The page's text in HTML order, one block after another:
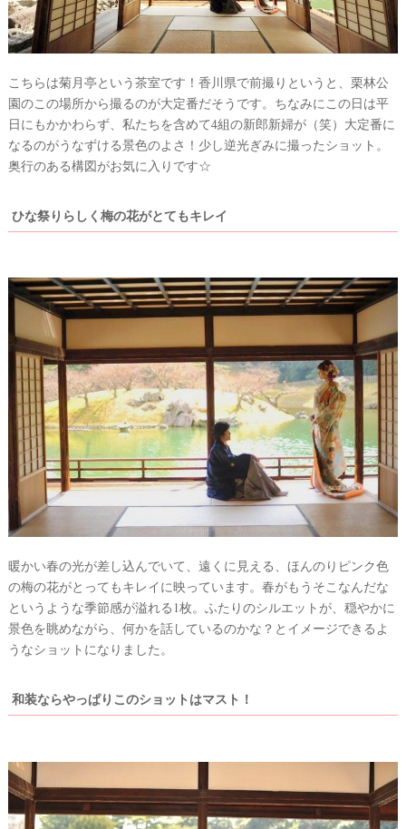
こちらは菊月亭という茶室です！香川県で前撮りというと、栗林公
園のこの場所から撮るのが大定番だそうです。ちなみにこの日は平
日にもかかわらず、私たちを含めて4組の新郎新婦が（笑）大定番に
なるのがうなずける景色のよさ！少し逆光ぎみに撮ったショット。
奥行のある構図がお気に入りです☆
ひな祭りらしく梅の花がとてもキレイ
暖かい春の光が差し込んでいて、遠くに見える、ほんのりピンク色
の梅の花がとってもキレイに映っています。春がもうそこなんだな
というような季節感が溢れる1枚。ふたりのシルエットが、穏やかに
景色を眺めながら、何かを話しているのかな？とイメージできるよ
うなショットになりました。
和装ならやっぱりこのショットはマスト！
プ
嫁
#
#
ウ
ェ
ル
カ
ム
ス
ペ
ー
#
ギ
フ
ト
#
ォ
デ
ィ
グ
ア
イ
テ
ム